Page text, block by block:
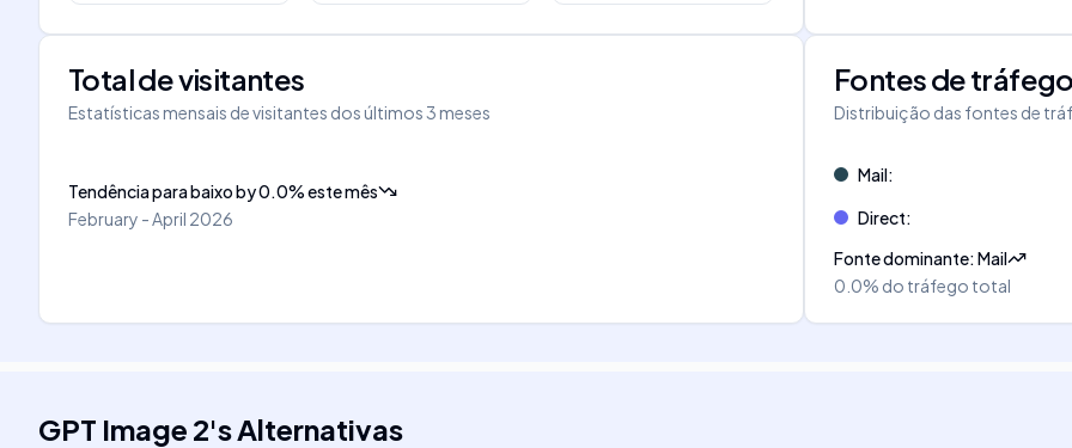
Total de visitantes
Estatísticas mensais de visitantes dos últimos 3 meses
Tendência para baixoby0.0%este mês
February - April 2026
Fontes de
Distribuição das fontes de
Mail:
Direct:
Fonte dominante:Mail
0.0% do tráfego total
GPT Image 2'sAlternativas